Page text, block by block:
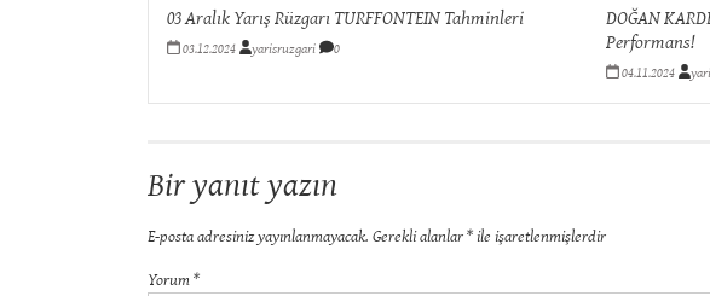
03 Aralık Yarış Rüzgarı TURFFONTEIN Tahminleri
03.12.2024 yarisruzgari 0
DOĞAN
Performans!
04.11.2024
Bir yanıt yazın
E-posta adresiniz yayınlanmayacak. Gerekli alanlar*ile işaretlenmişlerdir
Yorum*